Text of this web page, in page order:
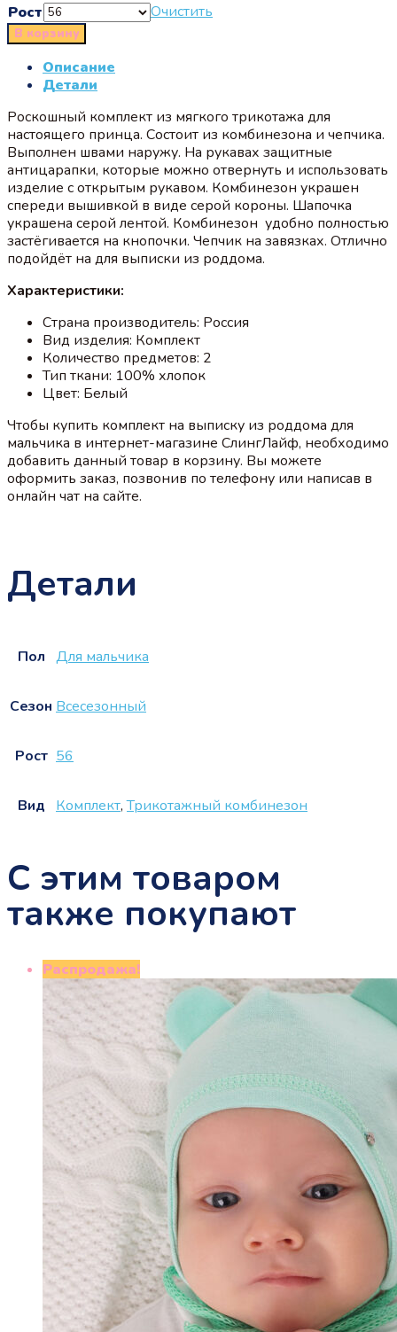
Рост
Очистить
В корзину
Описание
Детали
Роскошный комплект из мягкого трикотажа для
настоящего принца. Состоит из комбинезона и чепчика.
Выполнен швами наружу. На рукавах защитные
антицарапки, которые можно отвернуть и использовать
изделие с открытым рукавом. Комбинезон украшен
спереди вышивкой в виде серой короны. Шапочка
украшена серой лентой. Комбинезон удобно полностью
застёгивается на кнопочки. Чепчик на завязках. Отлично
подойдёт на для выписки из роддома.
Характеристики:
Страна производитель: Россия
Вид изделия: Комплект
Количество предметов: 2
Тип ткани: 100% хлопок
Цвет: Белый
Чтобы купить комплект на выписку из роддома для
мальчика в интернет-магазине СлингЛайф, необходимо
добавить данный товар в корзину. Вы можете
оформить заказ, позвонив по телефону или написав в
онлайн чат на сайте.
Детали
Пол Для мальчика
Сезон Всесезонный
Рост 56
Вид Комплект,Трикотажный комбинезон
С этим товаром
также покупают
Распродажа!